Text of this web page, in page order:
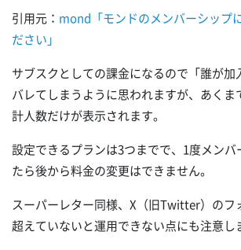
引用元： mond「モンドのメンバーシップ
ださい」
サブスクとしての課金になるので「誰が加
バレてしまうように思われますが、あくま
計人数だけが表示されます。
設定できるプランは3つまでで、1度メンバ
たら後から料金の変更はできません。
スーパーレター同様、X（旧Twitter）のフ
超えていないと運用できない点にも注意し